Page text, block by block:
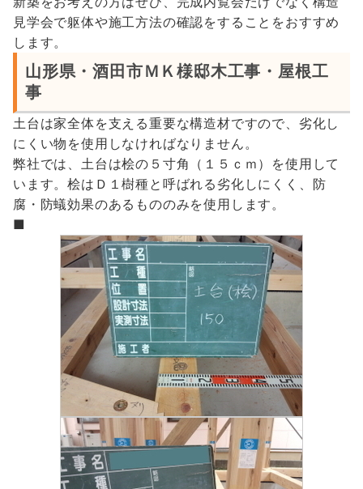
見学会で躯体や施工方法の確認をすることをおすすめ
します。
山形県・酒田市ＭＫ様邸木工事・屋根工
事
土台は家全体を支える重要な構造材ですので、劣化し
にくい物を使用しなければなりません。
弊社では、土台は桧の５寸角（１５ｃｍ）を使用して
います。桧はＤ１樹種と呼ばれる劣化しにくく、防
腐・防蟻効果のあるもののみを使用します。
■